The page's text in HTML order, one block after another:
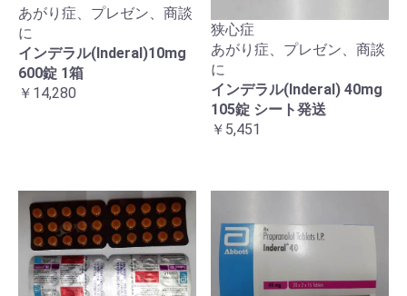
あがり症、プレゼン、商談
に
インデラル(Inderal)10mg
600錠 1箱
￥14,280
狭心症
あがり症、プレゼン、商談
に
インデラル(Inderal) 40mg
105錠 シート発送
￥5,451